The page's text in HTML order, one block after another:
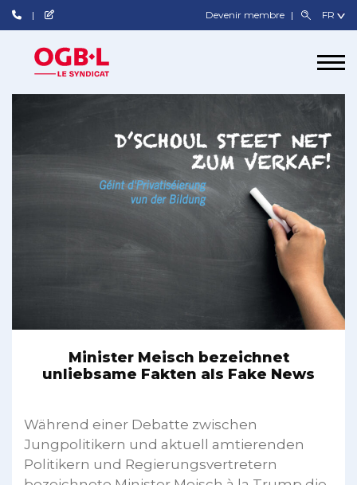
Devenir membre
Minister Meisch bezeichnet
unliebsame Fakten als Fake News
Während einer Debatte zwischen
Jungpolitikern und aktuell amtierenden
Politikern und Regierungsvertretern